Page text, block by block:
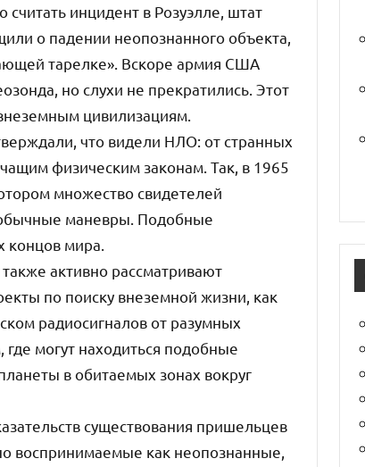
инцидент в Розуэлле, штат
о падении неопознанного объекта,
тарелке». Вскоре армия США
но слухи не прекратились. Этот
цивилизациям.
что видели НЛО: от странных
физическим законам. Так, в 1965
множество свидетелей
маневры. Подобные
концов мира.
активно рассматривают
по поиску внеземной жизни, как
радиосигналов от разумных
могут находиться подобные
в обитаемых зонах вокруг
существования пришельцев
воспринимаемые как неопознанные,